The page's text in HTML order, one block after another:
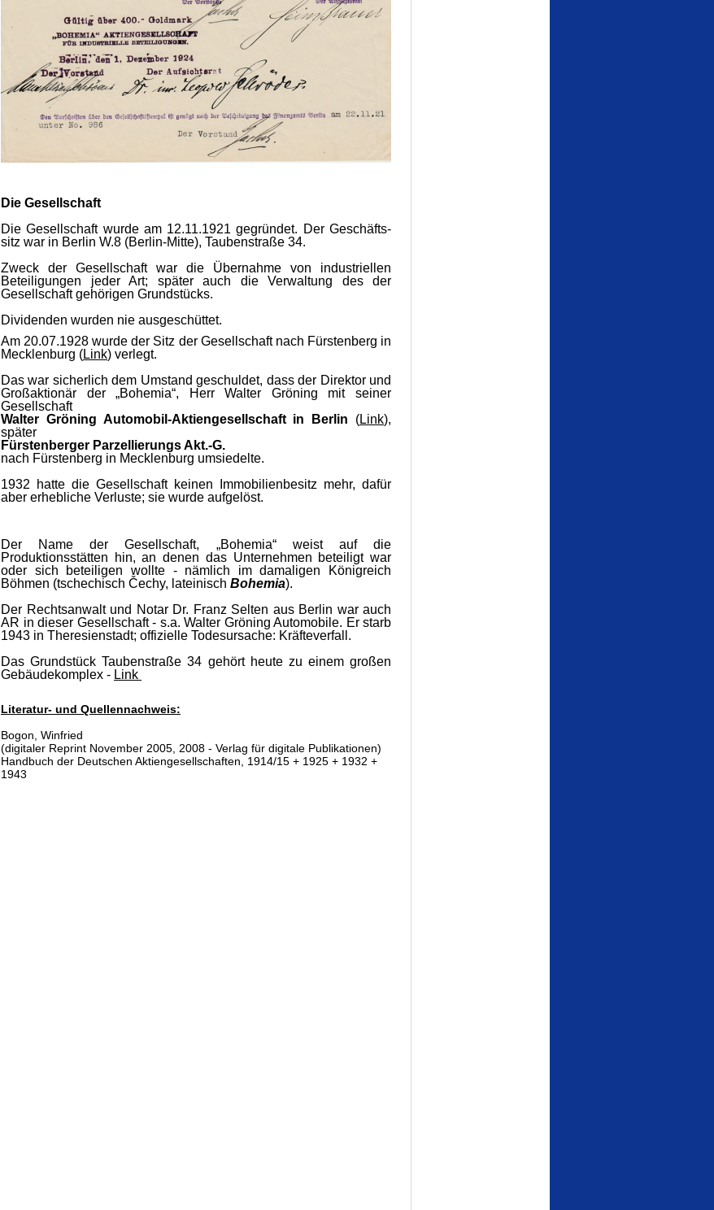
Die Gesellschaft
Die Gesellschaft wurde am 12.11.1921 gegründet. Der Geschäfts-
sitz war in Berlin W.8 (Berlin-Mitte), Taubenstraße 34.
Zweck der Gesellschaft war die Übernahme von industriellen
Beteiligungen jeder Art; später auch die Verwaltung des der
Gesellschaft gehörigen Grundstücks.
Dividenden wurden nie ausgeschüttet.
Am 20.07.1928 wurde der Sitz der Gesellschaft nach Fürstenberg in
Mecklenburg (Link) verlegt.
Das war sicherlich dem Umstand geschuldet, dass der Direktor und
Großaktionär der „Bohemia“, Herr Walter Gröning mit seiner
Gesellschaft
Walter Gröning Automobil-Aktiengesellschaft in
Berlin (Link),
später
Fürstenberger Parzellierungs Akt.-G.
nach Fürstenberg in Mecklenburg umsiedelte.
1932 hatte die Gesellschaft keinen Immobilienbesitz mehr, dafür
aber erhebliche Verluste; sie wurde aufgelöst.
Der Name der Gesellschaft, „Bohemia“ weist auf die
Produktionsstätten hin, an denen das Unternehmen beteiligt war
oder sich beteiligen wollte - nämlich im damaligen Königreich
Böhmen (tschechisch Čechy, lateinisch Bohemia).
Der Rechtsanwalt und Notar Dr. Franz Selten aus Berlin war auch
AR in dieser Gesellschaft - s.a. Walter Gröning Automobile. Er starb
1943 in Theresienstadt; offizielle Todesursache: Kräfteverfall.
Das Grundstück Taubenstraße 34 gehört heute zu einem großen
Gebäudekomplex - Link
Literatur- und Quellennachweis:
Bogon, Winfried
(digitaler Reprint November 2005, 2008 - Verlag für digitale Publikationen)
Handbuch der Deutschen Aktiengesellschaften, 1914/15 + 1925 + 1932 +
1943